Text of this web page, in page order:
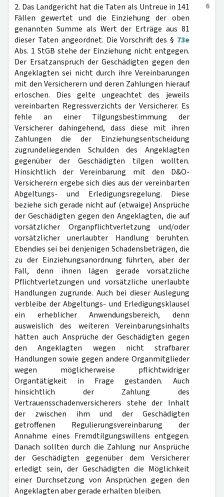
6
2. Das Landgericht hat die Taten als Untreue in 141
Fällen gewertet und die Einziehung der oben
genannten Summe als Wert der Erträge aus 81
dieser Taten angeordnet. Die Vorschrift des § 73e
Abs. 1 StGB stehe der Einziehung nicht entgegen.
Der Ersatzanspruch der Geschädigten gegen den
Angeklagten sei nicht durch ihre Vereinbarungen
mit den Versicherern und deren Zahlungen hierauf
erloschen. Dies gelte ungeachtet des jeweils
vereinbarten Regressverzichts der Versicherer. Es
fehle an einer Tilgungsbestimmung der
Versicherer dahingehend, dass diese mit ihren
Zahlungen die der Einziehungsentscheidung
zugrundeliegenden Schulden des Angeklagten
gegenüber der Geschädigten tilgen wollten.
Hinsichtlich der Vereinbarung mit den D&O-
Versicherern ergebe sich dies aus der vereinbarten
Abgeltungs- und Erledigungsregelung. Diese
beziehe sich gerade nicht auf (etwaige) Ansprüche
der Geschädigten gegen den Angeklagten, die auf
vorsätzlicher Organpflichtverletzung und/oder
vorsätzlicher unerlaubter Handlung beruhten.
Ebendies sei bei denjenigen Schadensbeträgen, die
zu der Einziehungsanordnung führten, aber der
Fall, denn ihnen lägen gerade vorsätzliche
Pflichtverletzungen und vorsätzliche unerlaubte
Handlungen zugrunde. Auch bei dieser Auslegung
verbleibe der Abgeltungs- und Erledigungsklausel
ein erheblicher Anwendungsbereich, denn
ausweislich des weiteren Vereinbarungsinhalts
hätten auch Ansprüche der Geschädigten gegen
den Angeklagten wegen nicht strafbarer
Handlungen sowie gegen andere Organmitglieder
wegen möglicherweise pflichtwidriger
Organtätigkeit in Frage gestanden. Auch
hinsichtlich der Zahlung des
Vertrauensschadenversicherers stehe der Inhalt
der zwischen ihm und der Geschädigten
getroffenen Regulierungsvereinbarung der
Annahme eines Fremdtilgungswillens entgegen.
Danach sollten durch die Zahlung nur Ansprüche
der Geschädigten gegenüber dem Versicherer
erledigt sein, der Geschädigten die Möglichkeit
einer Durchsetzung von Ansprüchen gegen den
Angeklagten aber gerade erhalten bleiben.